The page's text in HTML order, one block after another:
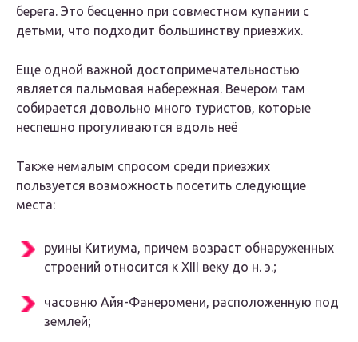
берега. Это бесценно при совместном купании с
детьми, что подходит большинству приезжих.
Еще одной важной достопримечательностью
является пальмовая набережная. Вечером там
собирается довольно много туристов, которые
неспешно прогуливаются вдоль неё
Также немалым спросом среди приезжих
пользуется возможность посетить следующие
места:
руины Китиума, причем возраст обнаруженных
строений относится к XIII веку до н. э.;
часовню Айя-Фанеромени, расположенную под
землей;